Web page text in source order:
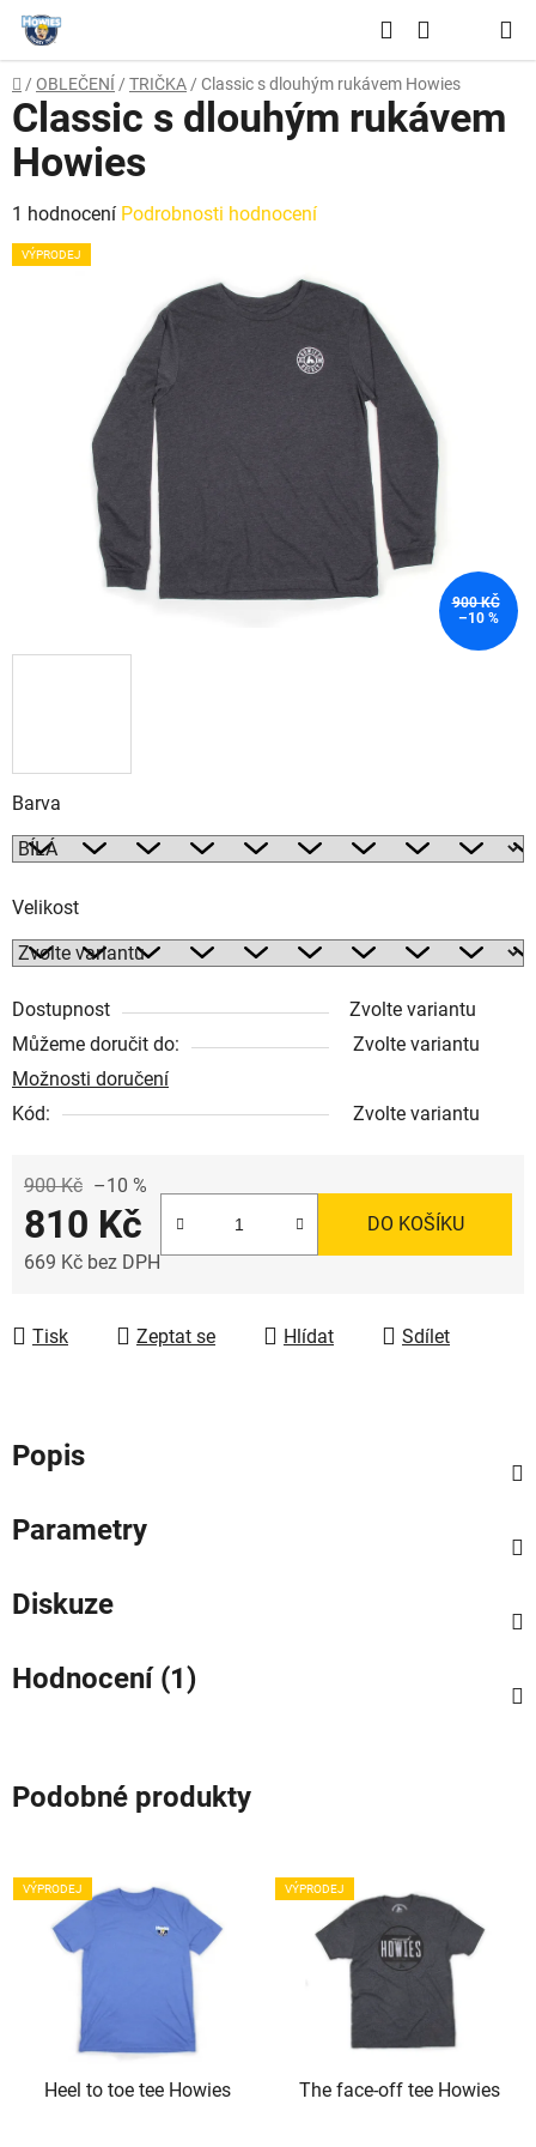
Přejít
obsah
Hledat
KOŠÍK
Domů
/ OBLEČENÍ / TRIČKA / Classic s dlouhým rukávem Howies
Barva
Velikost
Dostupnost
Zvolte variantu
Můžeme doručit do:
Zvolte variantu
Možnosti doručení
Kód:
Zvolte variantu
900 Kč –10 %
810 Kč
669 Kč bez DPH
DO KOŠÍKU
Tisk Zeptat se Hlídat Sdílet
Classic s dlouhým rukávem
Howies
Průměrné
hodnocení
hvězdiček.
1 hodnocení Podrobnosti hodnocení
VÝPRODEJ
900 KČ
–10 %
Popis
Parametry
Diskuze
Hodnocení (1)
Podobné produkty
VÝPRODEJ
Heel to toe tee Howies
VÝPRODEJ
The face-off tee Howies